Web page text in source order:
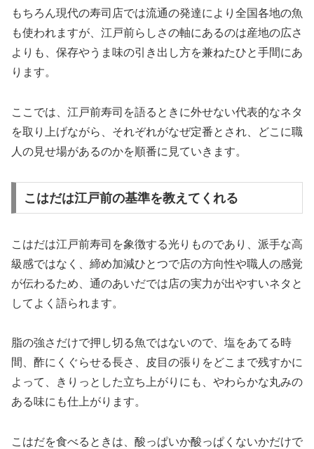
もちろん現代の寿司店では流通の発達により全国各地の魚
も使われますが、江戸前らしさの軸にあるのは産地の広さ
よりも、保存やうま味の引き出し方を兼ねたひと手間にあ
ります。
ここでは、江戸前寿司を語るときに外せない代表的なネタ
を取り上げながら、それぞれがなぜ定番とされ、どこに職
人の見せ場があるのかを順番に見ていきます。
こはだは江戸前の基準を教えてくれる
こはだは江戸前寿司を象徴する光りものであり、派手な高
級感ではなく、締め加減ひとつで店の方向性や職人の感覚
が伝わるため、通のあいだでは店の実力が出やすいネタと
してよく語られます。
脂の強さだけで押し切る魚ではないので、塩をあてる時
間、酢にくぐらせる長さ、皮目の張りをどこまで残すかに
よって、きりっとした立ち上がりにも、やわらかな丸みの
ある味にも仕上がります。
こはだを食べるときは、酸っぱいか酸っぱくないかだけで